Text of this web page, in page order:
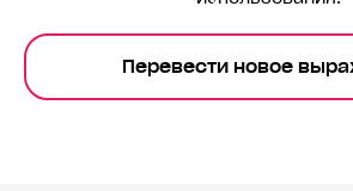
Перевести новое